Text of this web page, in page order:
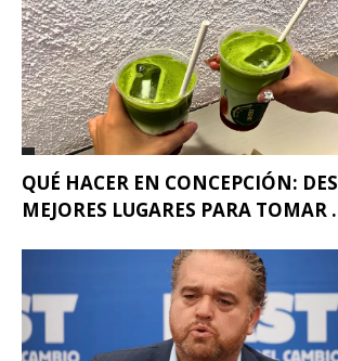
QUÉ HACER EN CONCEPCIÓN:
MEJORES LUGARES PARA TOMAR